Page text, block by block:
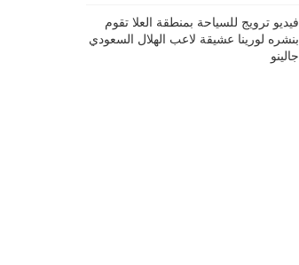
فيديو ترويج للسياحة بمنطقة العلا تقوم
بنشره لورينا عشيقة لاعب الهلال السعودي
جالينو